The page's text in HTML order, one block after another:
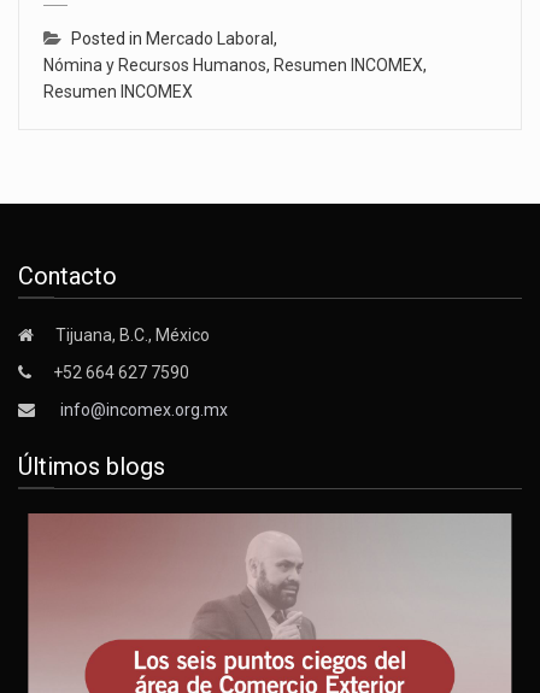
Posted in Mercado Laboral,
Nómina y Recursos Humanos, Resumen INCOMEX,
Resumen INCOMEX
Contacto
Tijuana, B.C., México
+52 664 627 7590
info@incomex.org.mx
Últimos blogs